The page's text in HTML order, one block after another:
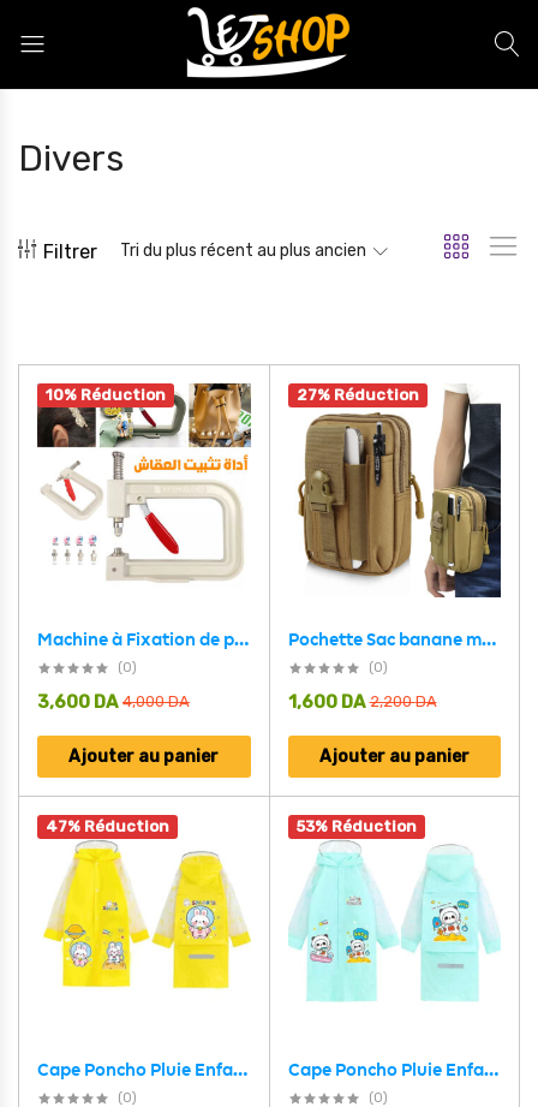
Divers
Filtrer Tri du plus récent au plus ancien
10% Réduction
Machine à Fixation de perles pour bricolage
(0)
4,000DA
3,600 DA
Ajouter au panier
27% Réduction
Pochette Sac banane multifonction avec support pour téléphone
(0)
2,200DA
1,600 DA
Ajouter au panier
47% Réduction
Cape Poncho Pluie Enfant Impermeable Anti Pluie – Jaune
(0)
53% Réduction
Cape Poncho Pluie Enfant Impermeable Anti Pluie – Vert
(0)